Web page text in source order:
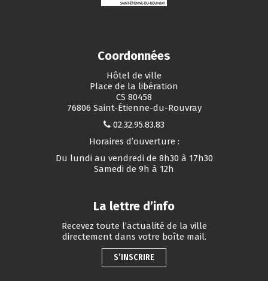
Coordonnées
Hôtel de ville
Place de la libération
CS 80458
76806 Saint-Étienne-du-Rouvray
02.32.95.83.83
Horaires d’ouverture :
Du lundi au vendredi de 8h30 à 17h30
Samedi de 9h à 12h
La lettre d’info
Recevez toute l’actualité de la ville
directement dans votre boîte mail.
S’INSCRIRE